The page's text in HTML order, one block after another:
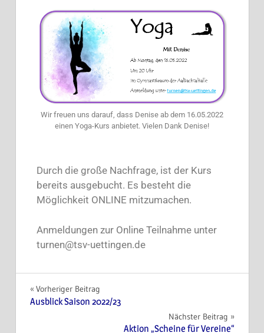
Wir freuen uns darauf, dass Denise ab dem 16.05.2022
einen Yoga-Kurs anbietet. Vielen Dank Denise!
Durch die große Nachfrage, ist der Kurs
bereits ausgebucht. Es besteht die
Möglichkeit ONLINE mitzumachen.
Anmeldungen zur Online Teilnahme unter
turnen@tsv-uettingen.de
Vorheriger Beitrag
Ausblick Saison 2022/23
Nächster Beitrag
Aktion „Scheine für Vereine“